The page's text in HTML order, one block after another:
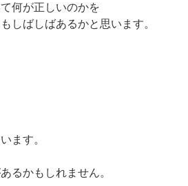
何が正しいのかを
しばしばあるかと思います。
ます。
るかもしれません。